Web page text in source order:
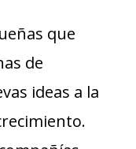
que
de
ideas a la